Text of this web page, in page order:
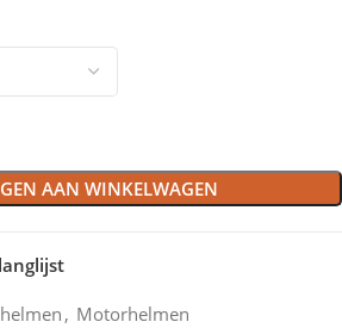
AAN WINKELWAGEN
, Motorhelmen